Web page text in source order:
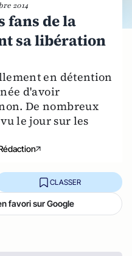
2014
fans de la
sa libération
en détention
d'avoir
De nombreux
le jour sur les
CLASSER
favori sur Google